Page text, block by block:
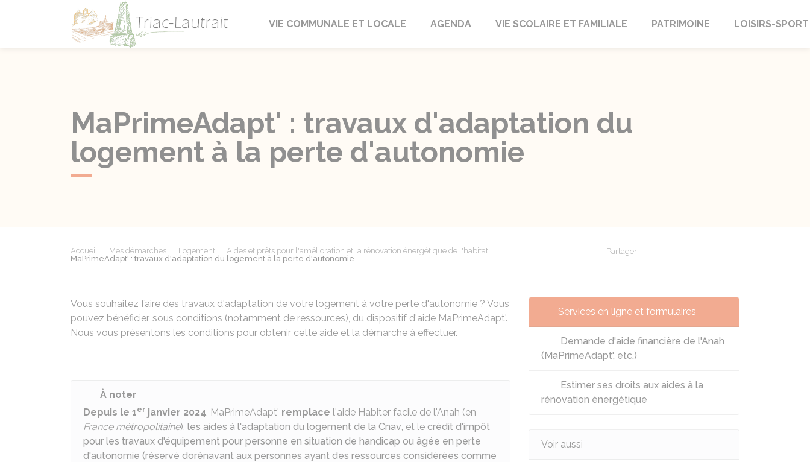
Triac-Lautrait
VIE COMMUNALE ET LOCALE AGENDA VIE SCOLAIRE ET FAMILIALE PATRIMOINE LOISIRS-SPORT
MaPrimeAdapt' : travaux d'adaptation du
logement à la perte d'autonomie
Accueil Mes démarches Logement
Aides et prêts pour l'amélioration et la rénovation énergétique de l'habitat
MaPrimeAdapt' : travaux d'adaptation du logement à la perte d'autonomie
Partager
Vous souhaitez faire des travaux d'adaptation de votre logement à votre perte d'autonomie ? Vous
pouvez bénéficier, sous conditions (notamment de ressources), du dispositif d'aide MaPrimeAdapt'.
Nous vous présentons les conditions pour obtenir cette aide et la démarche à effectuer.
À noter
Depuis le 1er janvier 2024, MaPrimeAdapt' remplace l'aide Habiter facile de l'Anah (en
France métropolitaine), les aides à l'adaptation du logement de la Cnav, et le crédit d'impôt
pour les travaux d'équipement pour personne en situation de handicap ou âgée en perte
d'autonomie (réservé dorénavant aux personnes ayant des ressources considérées comme
Services en ligne et formulaires
Demande d'aide financière de l'Anah
(MaPrimeAdapt', etc.)
Estimer ses droits aux aides à la
rénovation énergétique
Voir aussi